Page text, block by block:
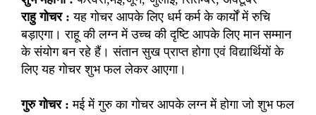
राहु गोचर :यह गोचर आपके लिए धर्म कर्म के कार्यों में रुचि
बड़ाएगा। राहू की लग्न में उच्च की दृष्टि आपके लिए मान सम्मान
के संयोग बन रहे हैं। संतान सुख प्राप्त होगा एवं विद्यार्थियों के
लिए यह गोचर शुभ फल लेकर आएगा।
गुरु गोचर : मई में गुरु का गोचर आपके लग्न में होगा जो शुभ फल